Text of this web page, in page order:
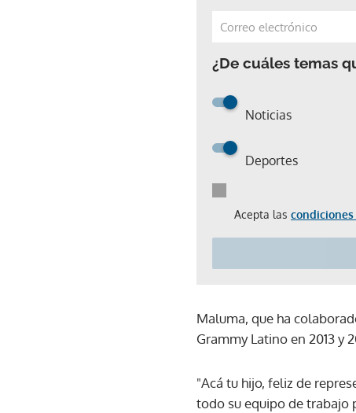
¿De cuáles temas
Noticias
Deportes
Acepta las
Maluma, que ha
Grammy Latino en 2013 y
"Acá tu hijo, feliz de
todo su equipo de trabajo